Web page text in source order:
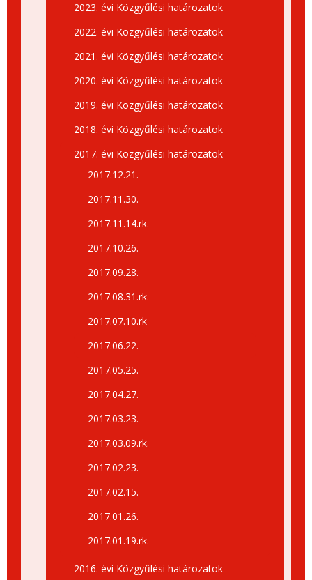
2023. évi Közgyűlési határozatok
2022. évi Közgyűlési határozatok
2021. évi Közgyűlési határozatok
2020. évi Közgyűlési határozatok
2019. évi Közgyűlési határozatok
2018. évi Közgyűlési határozatok
2017. évi Közgyűlési határozatok
2017.12.21.
2017.11.30.
2017.11.14.rk.
2017.10.26.
2017.09.28.
2017.08.31.rk.
2017.07.10.rk
2017.06.22.
2017.05.25.
2017.04.27.
2017.03.23.
2017.03.09.rk.
2017.02.23.
2017.02.15.
2017.01.26.
2017.01.19.rk.
2016. évi Közgyűlési határozatok